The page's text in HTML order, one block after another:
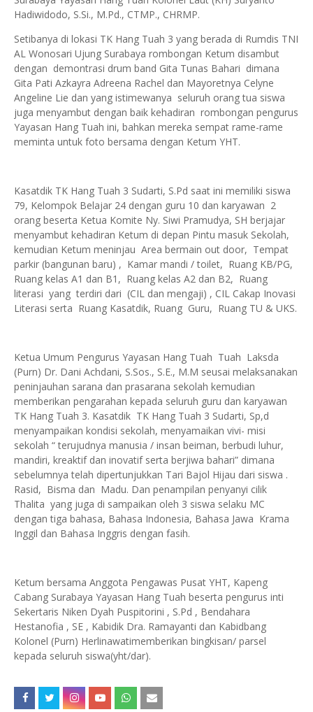
Hadiwidodo, S.Si., M.Pd., CTMP., CHRMP.
Setibanya di lokasi TK Hang Tuah 3 yang berada di Rumdis TNI
AL Wonosari Ujung Surabaya rombongan Ketum disambut
dengan demontrasi drum band Gita Tunas Bahari dimana
Gita Pati Azkayra Adreena Rachel dan Mayoretnya Celyne
Angeline Lie dan yang istimewanya seluruh orang tua siswa
juga menyambut dengan baik kehadiran rombongan pengurus
Yayasan Hang Tuah ini, bahkan mereka sempat rame-rame
meminta untuk foto bersama dengan Ketum YHT.
Kasatdik TK Hang Tuah 3 Sudarti, S.Pd saat ini memiliki siswa
79, Kelompok Belajar 24 dengan guru 10 dan karyawan 2
orang beserta Ketua Komite Ny. Siwi Pramudya, SH berjajar
menyambut kehadiran Ketum di depan Pintu masuk Sekolah,
kemudian Ketum meninjau Area bermain out door, Tempat
parkir (bangunan baru) , Kamar mandi / toilet, Ruang KB/PG,
Ruang kelas A1 dan B1, Ruang kelas A2 dan B2, Ruang
literasi yang terdiri dari (CIL dan mengaji) , CIL Cakap Inovasi
Literasi serta Ruang Kasatdik, Ruang Guru, Ruang TU & UKS.
Ketua Umum Pengurus Yayasan Hang Tuah Tuah Laksda
(Purn) Dr. Dani Achdani, S.Sos., S.E., M.M seusai melaksanakan
peninjauhan sarana dan prasarana sekolah kemudian
memberikan pengarahan kepada seluruh guru dan karyawan
TK Hang Tuah 3. Kasatdik TK Hang Tuah 3 Sudarti, Sp,d
menyampaikan kondisi sekolah, menyamaikan vivi- misi
sekolah “ terujudnya manusia / insan beiman, berbudi luhur,
mandiri, kreaktif dan inovatif serta berjiwa bahari” dimana
sebelumnya telah dipertunjukkan Tari Bajol Hijau dari siswa .
Rasid, Bisma dan Madu. Dan penampilan penyanyi cilik
Thalita yang juga di sampaikan oleh 3 siswa selaku MC
dengan tiga bahasa, Bahasa Indonesia, Bahasa Jawa Krama
Inggil dan Bahasa Inggris dengan fasih.
Ketum bersama Anggota Pengawas Pusat YHT, Kapeng
Cabang Surabaya Yayasan Hang Tuah beserta pengurus inti
Sekertaris Niken Dyah Puspitorini , S.Pd , Bendahara
Hestanofia , SE , Kabidik Dra. Ramayanti dan Kabidbang
Kolonel (Purn) Herlinawatimemberikan bingkisan/ parsel
kepada seluruh siswa(yht/dar).